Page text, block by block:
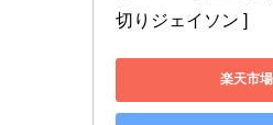
切りジェイソン ]
楽天市場